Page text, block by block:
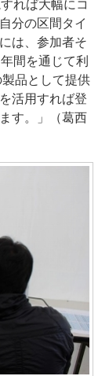
れば大幅にコ
分の区間タイ
は、参加者そ
間を通じて利
品として提供
活用すれば登
す。」（葛西